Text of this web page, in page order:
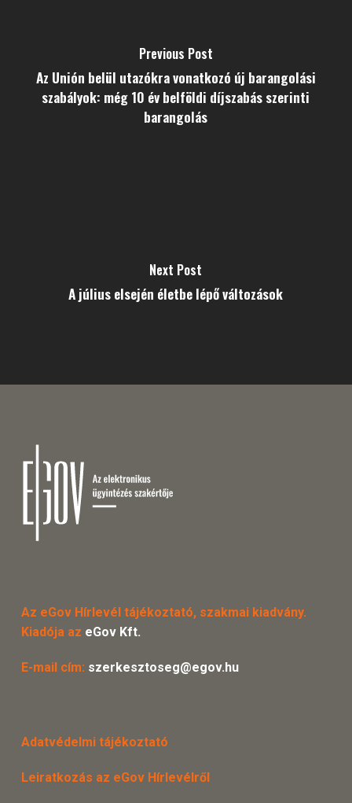
Previous Post
Az Unión belül utazókra vonatkozó új barangolási
szabályok: még 10 év belföldi díjszabás szerinti
barangolás
Next Post
A július elsején életbe lépő változások
Az eGov Hírlevél tájékoztató, szakmai kiadvány.
Kiadója az eGov Kft.
E-mail cím: szerkesztoseg@egov.hu
Adatvédelmi tájékoztató
Leiratkozás az eGov Hírlevélről